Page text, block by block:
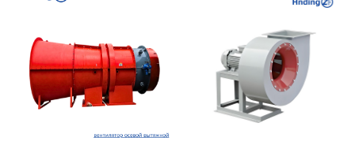
вентиляции